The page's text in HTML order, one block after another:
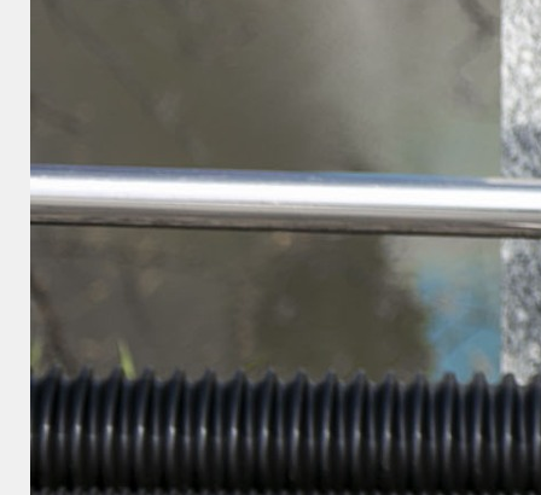
コメント:0